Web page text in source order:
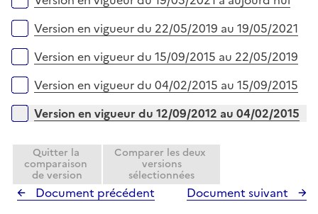
e
p
e
Version en vigueur du 22/05/2019 au 19/05/2021
Version en vigueur du 15/09/2015 au 22/05/2019
Version en vigueur du 04/02/2015 au 15/09/2015
Version en vigueur du 12/09/2012 au 04/02/2015
Quitter la
comparaison
de version
Comparer les deux
versions
sélectionnées
Document précédent Document suivant